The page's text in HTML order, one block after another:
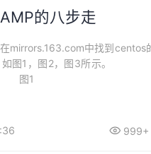
的八步走
mirrors.163.com中找到centos
置，如图1，图2，图
库组件，如图
999+